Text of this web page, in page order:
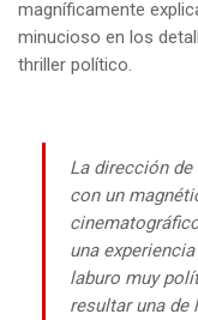
magníficamente
minucioso en los
thriller político.
La dirección
con un
una
laburo muy
resultar una de